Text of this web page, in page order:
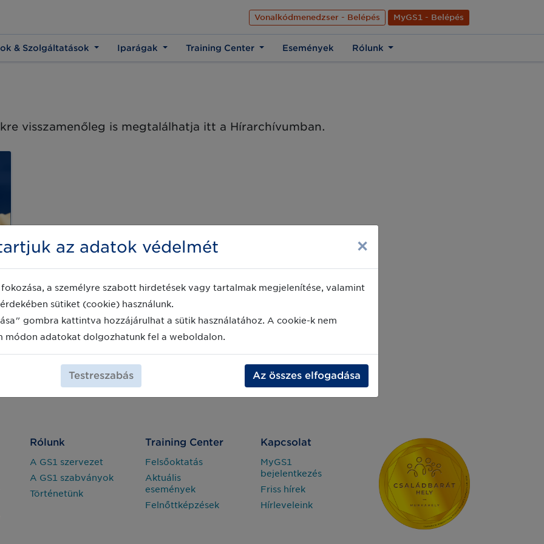
Az üzleti élet közös nyelve Hírek Kapcsolat Rólunk
EN
Vonalkódmenedzser - Belépés
MyGS1 - Belépés
& Szolgáltatások Iparágak Training Center Események Rólunk
visszamenőleg is megtalálhatja itt a Hírarchívumban.
Rólunk
A GS1 szervezet
A GS1 szabványok
Történetünk
Training Center
Felsőoktatás
Aktuális
események
Felnőttképzések
Kapcsolat
MyGS1
bejelentkezés
Friss hírek
Hírleveleink
az adatok védelmét ×
a személyre szabott hirdetések vagy tartalmak megjelenítése, valamint
sütiket (cookie) használunk.
gombra kattintva hozzájárulhat a sütik használatához. A cookie-k nem
módon adatokat dolgozhatunk fel a weboldalon.
Testreszabás Az összes elfogadása